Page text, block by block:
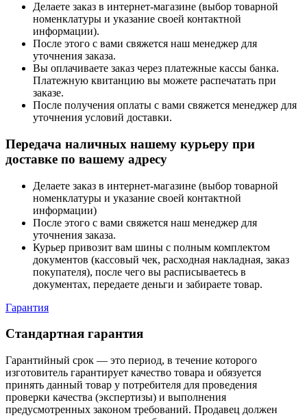
Делаете заказ в интернет-магазине (выбор товарной
номенклатуры и указание своей контактной
информации).
После этого с вами свяжется наш менеджер для
уточнения заказа.
Вы оплачиваете заказ через платежные кассы банка.
Платежную квитанцию вы можете распечатать при
заказе.
После получения оплаты с вами свяжется менеджер для
уточнения условий доставки.
Передача наличных нашему курьеру при
доставке по вашему адресу
Делаете заказ в интернет-магазине (выбор товарной
номенклатуры и указание своей контактной
информации)
После этого с вами свяжется наш менеджер для
уточнения заказа.
Курьер привозит вам шины с полным комплектом
документов (кассовый чек, расходная накладная, заказ
покупателя), после чего вы расписываетесь в
документах, передаете деньги и забираете товар.
Гарантия
Стандартная гарантия
Гарантийный срок — это период, в течение которого
изготовитель гарантирует качество товара и обязуется
принять данный товар у потребителя для проведения
проверки качества (экспертизы) и выполнения
предусмотренных законом требований. Продавец должен